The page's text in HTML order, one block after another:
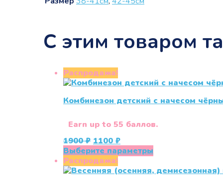
С этим товаром
Распродажа!
Комбинезон детский с начесом
Earn up to 55 баллов.
1900₽ Первоначальная
цена
составляла
1900 ₽.
1100₽Текущая
цена:
Выберите параметры
имеет
Распродажа!